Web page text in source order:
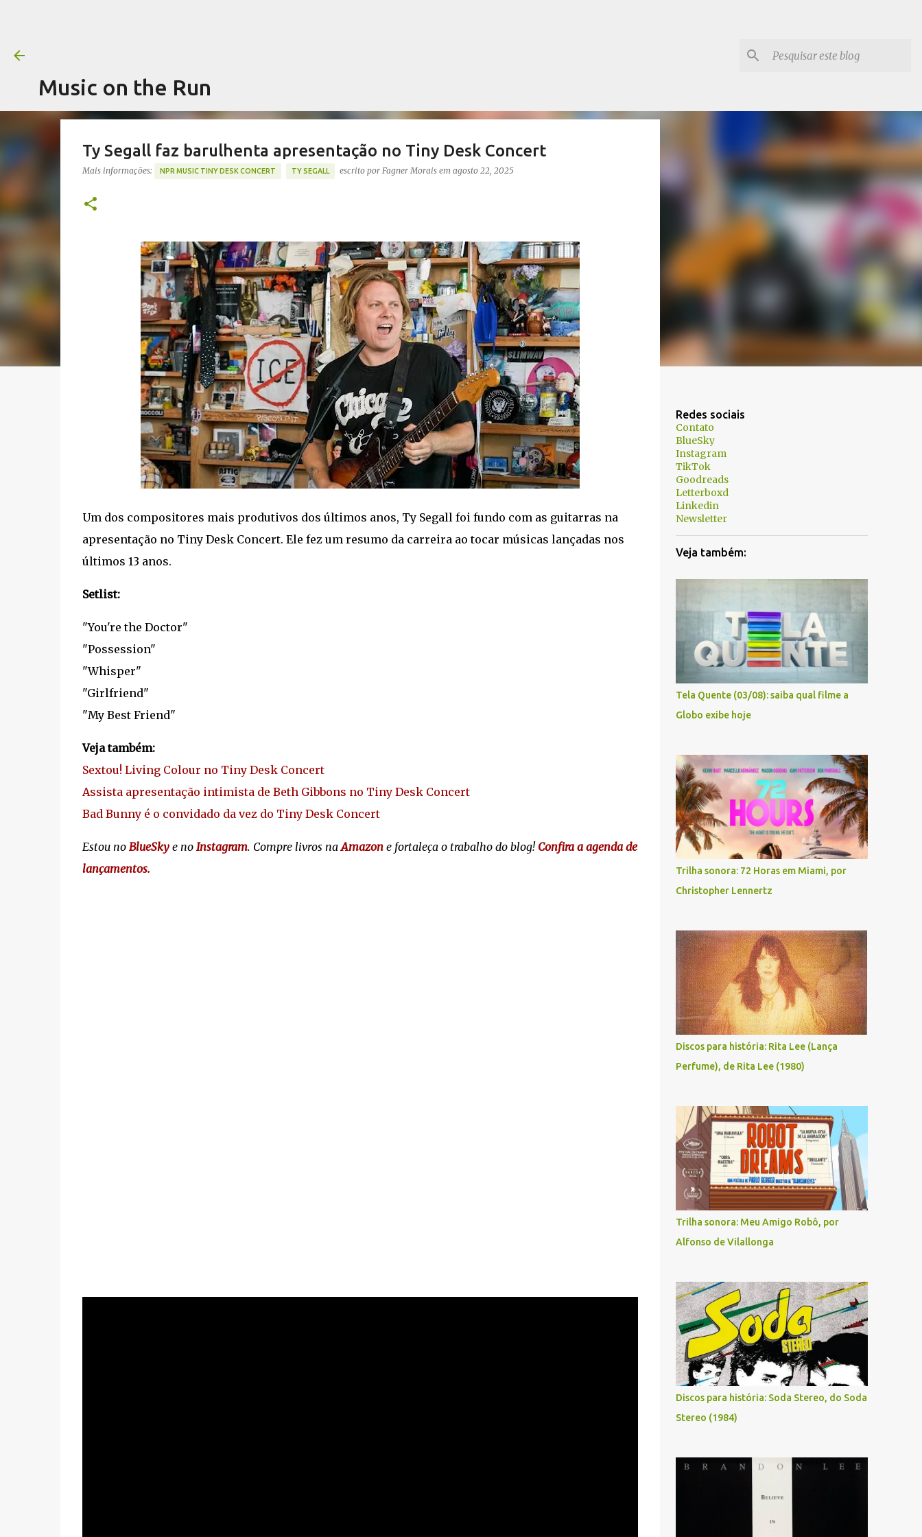
Music on the Run
Ty Segall faz barulhenta apresentação no Tiny Desk Concert
Mais informações: NPR MUSIC TINY DESK CONCERT TY SEGALL escrito por Fagner Morais em agosto 22, 2025
Um dos compositores mais produtivos dos últimos anos, Ty Segall foi fundo com as guitarras na
apresentação no Tiny Desk Concert. Ele fez um resumo da carreira ao tocar músicas lançadas nos
últimos 13 anos.
Setlist:
"You're the Doctor"
"Possession"
"Whisper"
"Girlfriend"
"My Best Friend"
Veja também:
Sextou! Living Colour no Tiny Desk Concert
Assista apresentação intimista de Beth Gibbons no Tiny Desk Concert
Bad Bunny é o convidado da vez do Tiny Desk Concert
Estou no BlueSkye no Instagram. Compre livros naAmazone fortaleça o trabalho do blog! Confira a agenda de
lançamentos.
Redes sociais
Contato
BlueSky
Instagram
TikTok
Goodreads
Letterboxd
Linkedin
Newsletter
Veja também:
Tela Quente (03/08): saiba qual filme a
Globo exibe hoje
Trilha sonora: 72 Horas em Miami, por
Christopher Lennertz
Discos para história: Rita Lee (Lança
Perfume), de Rita Lee (1980)
Trilha sonora: Meu Amigo Robô, por
Alfonso de Vilallonga
Discos para história: Soda Stereo, do Soda
Stereo (1984)